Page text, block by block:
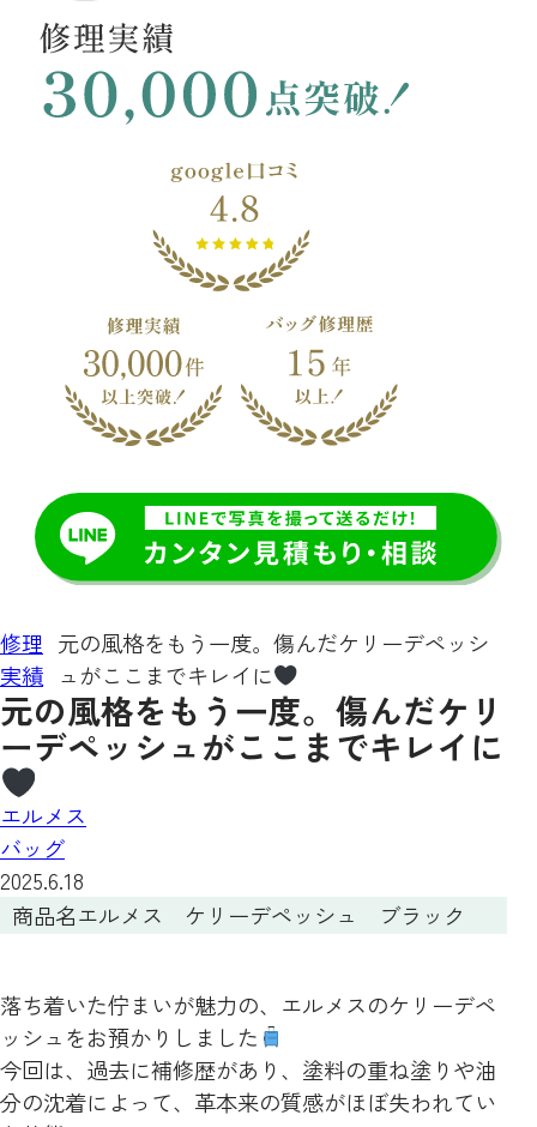
修理
実績
元の風格をもう一度。傷んだケリーデペッシ
ュがここまでキレイに
元の風格をもう一度。傷んだケリ
ーデペッシュがここまでキレイに
エルメス
バッグ
2025.6.18
商品名エルメス ケリーデペッシュ ブラック
落ち着いた佇まいが魅力の、エルメスのケリーデペ
ッシュをお預かりしました
今回は、過去に補修歴があり、塗料の重ね塗りや油
分の沈着によって、革本来の質感がほぼ失われてい